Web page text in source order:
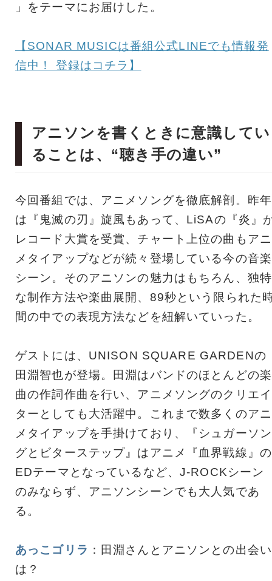
」をテーマにお届けした。
【SONAR MUSICは番組公式LINEでも情報発
信中！ 登録はコチラ】
アニソンを書くときに意識してい
ることは、“聴き手の違い”
今回番組では、アニメソングを徹底解剖。昨年
は『鬼滅の刃』旋風もあって、LiSAの『炎』
レコード大賞を受賞、チャート上位の曲もアニ
メタイアップなどが続々登場している今の音楽
シーン。そのアニソンの魅力はもちろん、独特
な制作方法や楽曲展開、89秒という限られた
間の中での表現方法などを紐解いていった。
ゲストには、UNISON SQUARE GARDENの
田淵智也が登場。田淵はバンドのほとんどの楽
曲の作詞作曲を行い、アニメソングのクリエイ
ターとしても大活躍中。これまで数多くのアニ
メタイアップを手掛けており、『シュガーソン
グとビターステップ』はアニメ『血界戦線』の
EDテーマとなっているなど、J-ROCKシーン
のみならず、アニソンシーンでも大人気であ
る。
あっこゴリラ ：田淵さんとアニソンとの出会い
は？